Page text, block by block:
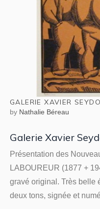
GALERIE XAVIER
by Nathalie Béreau
Galerie Xavier
Présentation des
LABOUREUR (1877 +
gravé original. Très belle
deux tons, signée et